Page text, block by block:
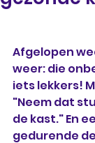
Afgelopen
weer: die
iets lekkers!
"Neem dat
de kast." En
gedurende